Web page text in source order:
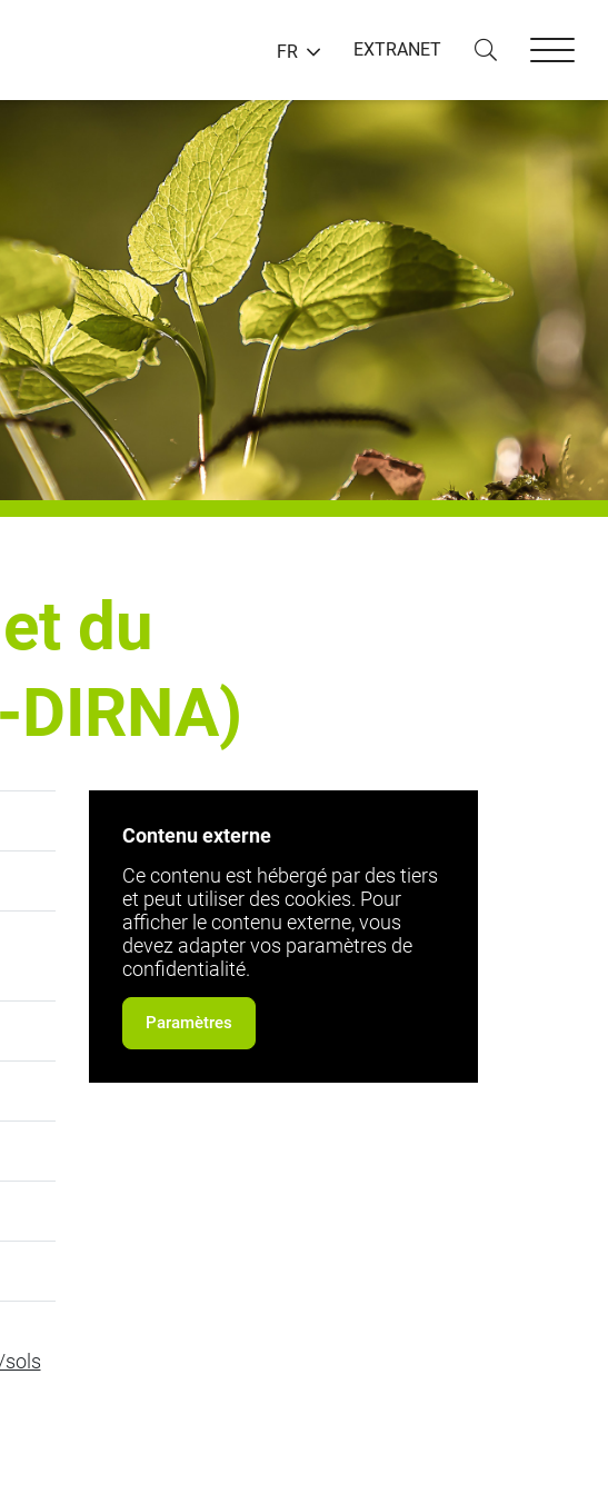
FR EXTRANET
du
Contenu externe
Ce contenu est hébergé par des tiers
et peut utiliser des cookies. Pour
afficher le contenu externe, vous
devez adapter vos paramètres de
confidentialité.
Paramètres